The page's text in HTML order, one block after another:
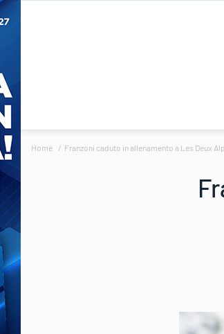
Home Franzoni caduto in allenamento a Les Deux